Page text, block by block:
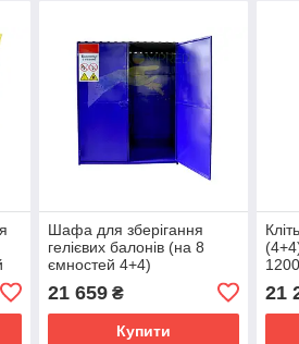
Шафа для зберігання
гелієвих балонів (на 8
ємностей 4+4)
1200х600х2000 листова
Kompred OL254/2
21 659₴
Купити
21